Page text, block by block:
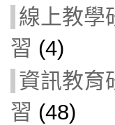
線上教學
習 (4)
資訊教育
習 (48)